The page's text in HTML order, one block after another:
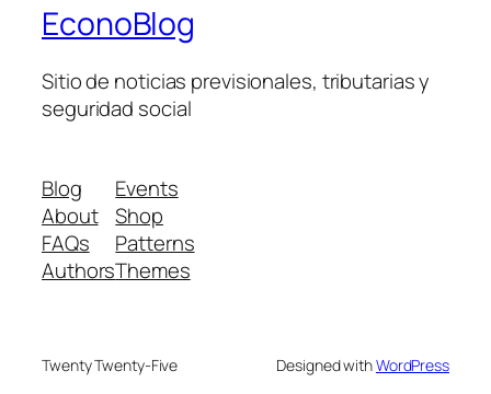
EconoBlog
Sitio de noticias previsionales, tributarias y
seguridad social
Blog
About
FAQs
Authors
Events
Shop
Patterns
Themes
Twenty Twenty-Five Designed withWordPress